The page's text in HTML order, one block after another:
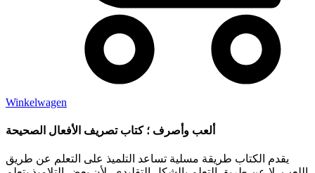
Winkelwagen
ألعب وأصرف ؛ كتاب تصريف الأفعال الصحيحة
يقدم الكتاب طريقة مسلية تساعد التلميذ على التعلم عن طريق